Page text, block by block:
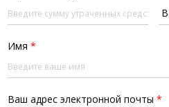
Имя *
Ваш адрес электронной почты *